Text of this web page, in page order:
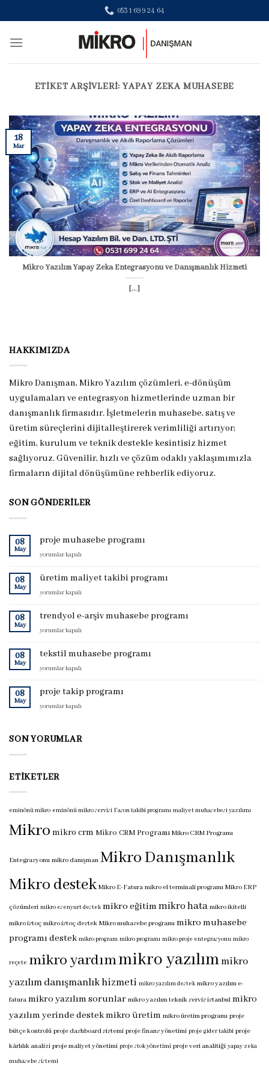
to
content
0531 699 24 64
ETIKET ARŞIVLERI:YAPAY ZEKA MUHASEBE
Mikro Yazılım Yapay Zeka Entegrasyonu ve Danışmanlık Hizmeti
[...]
18
Mar
HAKKIMIZDA
Mikro Danışman, Mikro Yazılım çözümleri, e-dönüşüm
uygulamaları ve entegrasyon hizmetlerinde uzman bir
danışmanlık firmasıdır. İşletmelerin muhasebe, satış ve
üretim süreçlerini dijitalleştirerek verimliliği artırıyor;
eğitim, kurulum ve teknik destekle kesintisiz hizmet
sağlıyoruz. Güvenilir, hızlı ve çözüm odaklı yaklaşımımızla
firmaların dijital dönüşümüne rehberlik ediyoruz.
SON GÖNDERILER
08
May
proje muhasebe programı
proje
programı
yorumlar kapalı
08
May
üretim maliyet takibi programı
üretim
takibi
programı
için
yorumlar kapalı
08
May
trendyol e-arşiv muhasebe programı
trendyol
arşiv
programı
yorumlar kapalı
08
May
tekstil muhasebe programı
tekstil
programı
için
yorumlar kapalı
08
May
proje takip programı
proje
için
yorumlar kapalı
SON YORUMLAR
ETIKETLER
eminönü mikro eminönü mikro servisi Fason takibi programı maliyet muhasebesi yazılımı
Mikro mikro crm Mikro CRM Programı Mikro CRM Programı
Entegrasyonu mikro danışman Mikro Danışmanlık
Mikro destek Mikro E-Fatura mikro el terminali programı Mikro ERP
çözümleri mikro esenyurt destek mikro eğitimmikro hata mikro ikitelli
mikro istoç mikro istoç destek Mikro muhasebe programı mikro muhasebe
programı destek mikro program mikro programı mikro proje entegrasyonu mikro
reçete mikro yardımmikro yazılımmikro
yazılım danışmanlık hizmeti mikro yazılım destek mikro yazılım e-
fatura mikro yazılım sorunlar mikro yazılım teknik servis istanbul mikro
yazılım yerinde destekmikro üretim mikro üretim programı proje
bütçe kontrolü proje dashboard sistemi proje finans yönetimi proje gider takibi proje
kârlılık analizi proje maliyet yönetimi proje stok yönetimi proje veri analitiği yapay zeka
muhasebe sistemi